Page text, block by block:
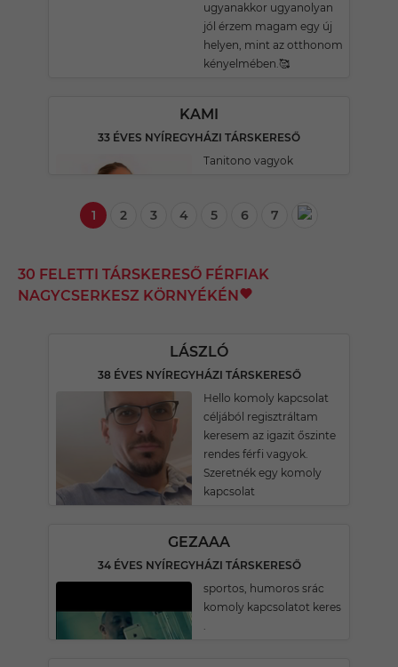
ugyanakkor ugyanolyan
jól érzem magam egy új
helyen, mint az otthonom
kényelmében.🥰
KAMI
33 ÉVES NYÍREGYHÁZI TÁRSKERESŐ
Tanitono vagyok
1 2 3 4 5 6 7
30 FELETTI TÁRSKERESŐ FÉRFIAK
NAGYCSERKESZ KÖRNYÉKÉN
LÁSZLÓ
38 ÉVES NYÍREGYHÁZI TÁRSKERESŐ
Hello komoly kapcsolat
céljából regisztráltam
keresem az igazit őszinte
rendes férfi vagyok.
Szeretnék egy komoly
kapcsolat
GEZAAA
34 ÉVES NYÍREGYHÁZI TÁRSKERESŐ
sportos, humoros srác
komoly kapcsolatot keres
.